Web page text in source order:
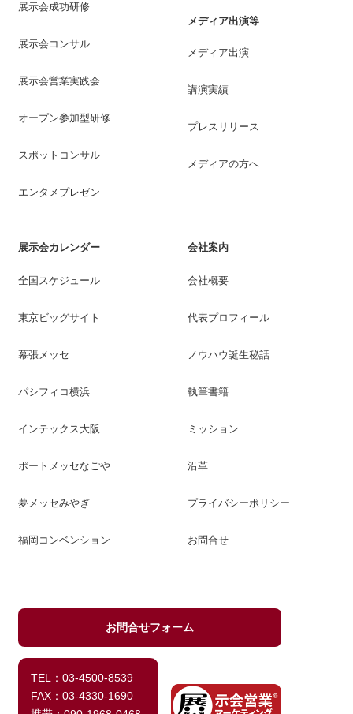
展示会成功研修
展示会コンサル
展示会営業実践会
オープン参加型研修
スポットコンサル
エンタメプレゼン
メディア出演等
メディア出演
講演実績
プレスリリース
メディアの方へ
展示会カレンダー
全国スケジュール
東京ビッグサイト
幕張メッセ
パシフィコ横浜
インテックス大阪
ポートメッセなごや
夢メッセみやぎ
福岡コンベンション
会社案内
会社概要
代表プロフィール
ノウハウ誕生秘話
執筆書籍
ミッション
沿革
プライバシーポリシー
お問合せ
お問合せフォーム
TEL：03-4500-8539
FAX：03-4330-1690